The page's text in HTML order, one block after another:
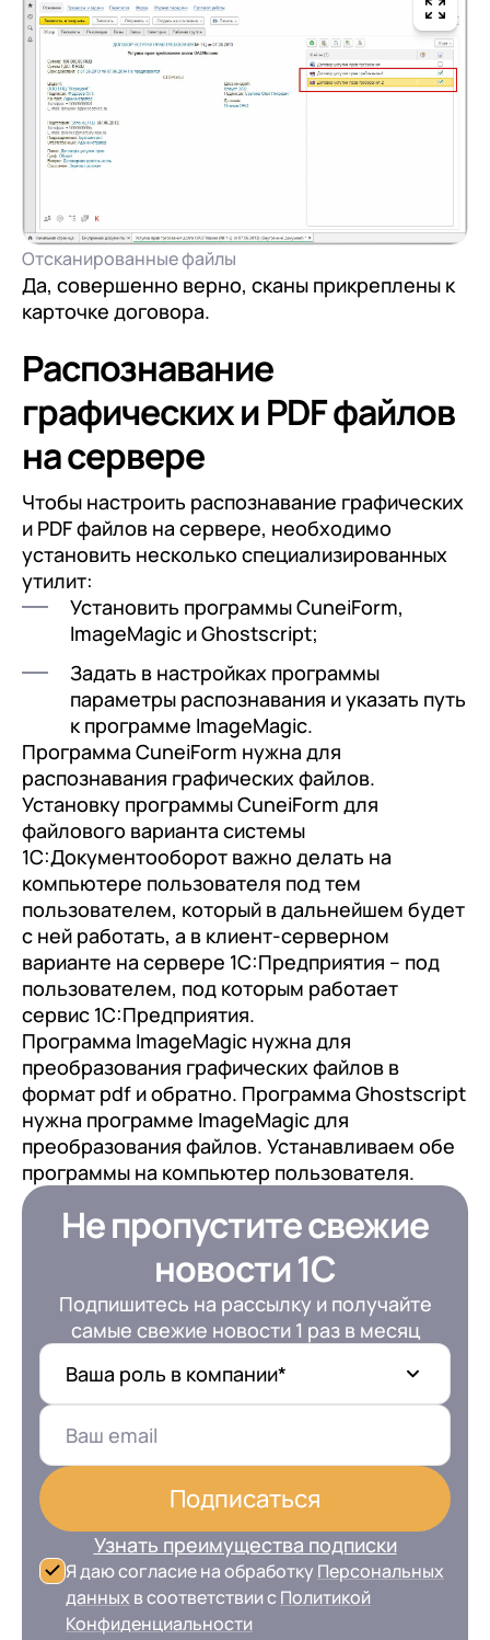
Отсканированные файлы
Да, совершенно верно, сканы прикреплены к
карточке договора.
Распознавание
графических и PDF файлов
на сервере
Чтобы настроить распознавание графических
и PDF файлов на сервере, необходимо
установить несколько специализированных
утилит:
Установить программы CuneiForm,
ImageMagic и Ghostscript;
Задать в настройках программы
параметры распознавания и указать путь
к программе ImageMagic.
Программа CuneiForm нужна для
распознавания графических файлов.
Установку программы CuneiForm для
файлового варианта системы
1С:Документооборот важно делать на
компьютере пользователя под тем
пользователем, который в дальнейшем будет
с ней работать, а в клиент-серверном
варианте на сервере 1С:Предприятия – под
пользователем, под которым работает
сервис 1С:Предприятия.
Программа ImageMagic нужна для
преобразования графических файлов в
формат pdf и обратно. Программа Ghostscript
нужна программе ImageMagic для
преобразования файлов. Устанавливаем обе
программы на компьютер пользователя.
Не пропустите свежие
новости 1С
Подпишитесь на рассылку и получайте
самые свежие новости 1 раз в месяц
Ваша роль в компании*
Подписаться
Узнать преимущества подписки
Я даю согласие на обработку Персональных
данных в соответствии сПолитикой
Конфиденциальности